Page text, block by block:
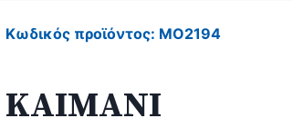
Κωδικός προϊόντος: MO2194
KAIMANI